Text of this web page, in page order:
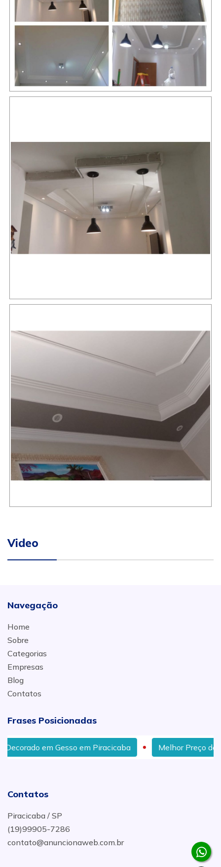
Video
Navegação
Home
Sobre
Categorias
Empresas
Blog
Contatos
Frases Posicionadas
em Gesso em Piracicaba Melhor Preço de Gesso
Contatos
Piracicaba / SP
(19)99905-7286
contato@anuncionaweb.com.br